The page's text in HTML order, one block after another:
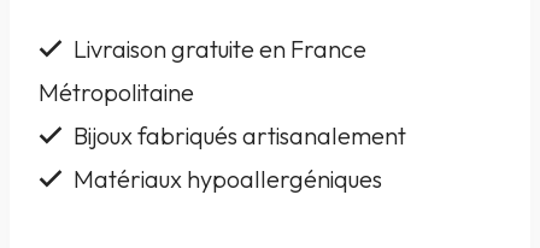
Hypnochic
camel
brodé
à
Livraison gratuite en France
Métropolitaine
Bijoux fabriqués artisanalement
Matériaux hypoallergéniques